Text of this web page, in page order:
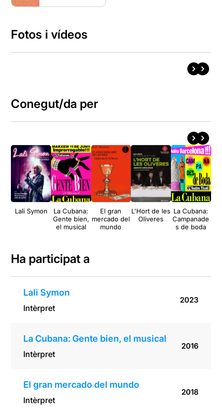
Fotos i vídeos
Conegut/da per
Lali Symon
La Cubana:
Gente bien,
el musical
El gran
mercado del
mundo
L'Hort de les
Oliveres
La Cubana:
Campanade
s de boda
Ha participat a
Lali Symon
Intèrpret
2023
La Cubana: Gente bien, el musical
Intèrpret
2016
El gran mercado del mundo
Intèrpret
2018